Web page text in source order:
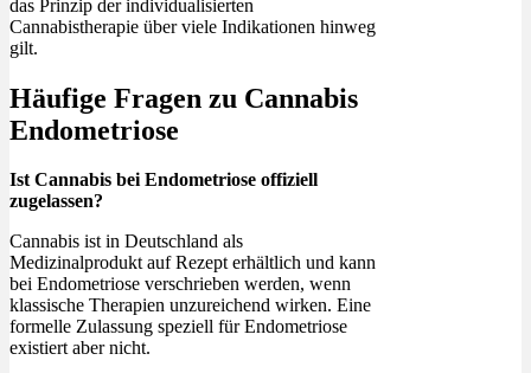
das Prinzip der individualisierten
Cannabistherapie über viele Indikationen hinweg
gilt.
Häufige Fragen zu Cannabis
Endometriose
Ist Cannabis bei Endometriose offiziell
zugelassen?
Cannabis ist in Deutschland als
Medizinalprodukt auf Rezept erhältlich und kann
bei Endometriose verschrieben werden, wenn
klassische Therapien unzureichend wirken. Eine
formelle Zulassung speziell für Endometriose
existiert aber nicht.